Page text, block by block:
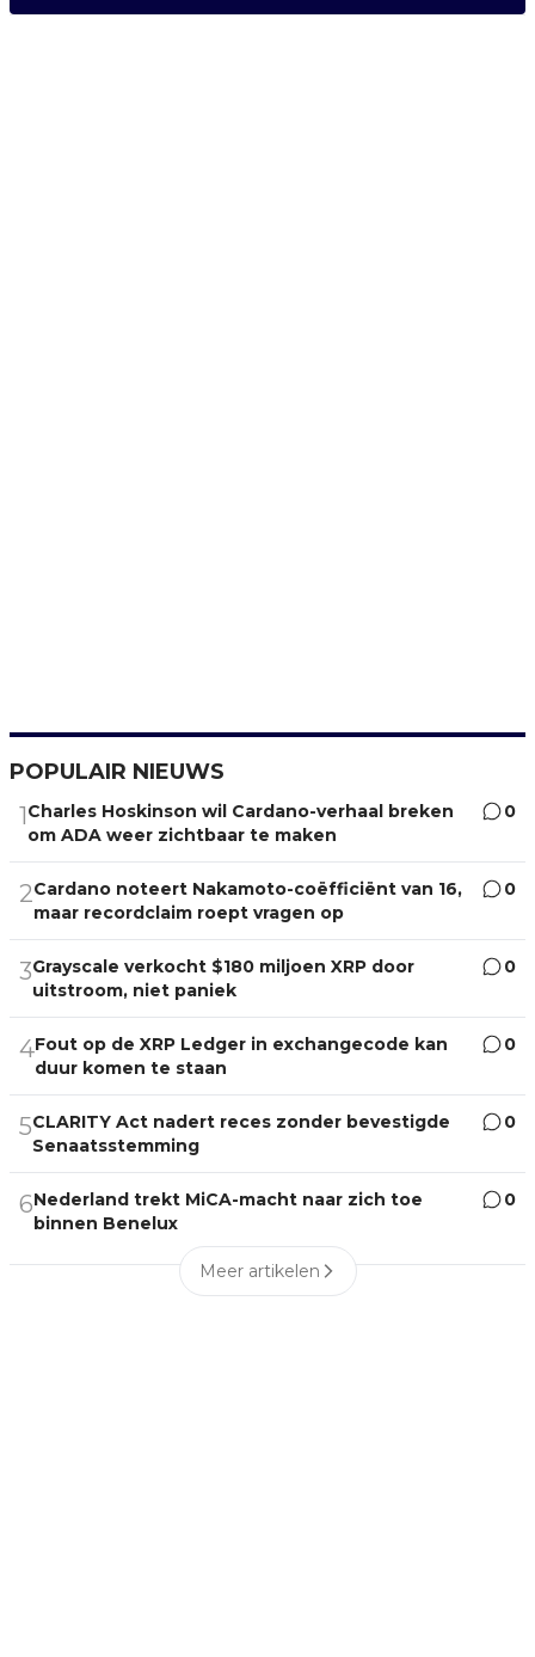
POPULAIR NIEUWS
1Charles Hoskinson wil Cardano-verhaal breken
om ADA weer zichtbaar te maken
0
2Cardano noteert Nakamoto-coëfficiënt van 16,
maar recordclaim roept vragen op
0
3Grayscale verkocht $180 miljoen XRP door
uitstroom, niet paniek
0
4Fout op de XRP Ledger in exchangecode kan
duur komen te staan
0
5CLARITY Act nadert reces zonder bevestigde
Senaatsstemming
0
6Nederland trekt MiCA-macht naar zich toe
binnen Benelux
0
Meer artikelen